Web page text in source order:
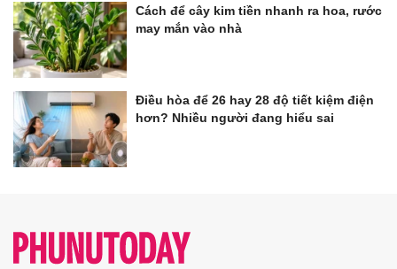
Cách để cây kim tiền nhanh ra hoa, rước
may mắn vào nhà
Điều hòa để 26 hay 28 độ tiết kiệm điện
hơn? Nhiều người đang hiểu sai